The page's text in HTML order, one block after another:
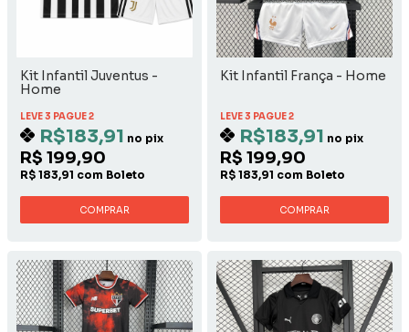
Kit Infantil Juventus -
Home
LEVE 3 PAGUE 2
R$183,91 no pix
R$ 199,90
R$ 183,91 com Boleto
COMPRAR
Kit Infantil França - Home
LEVE 3 PAGUE 2
R$183,91 no pix
R$ 199,90
R$ 183,91 com Boleto
COMPRAR